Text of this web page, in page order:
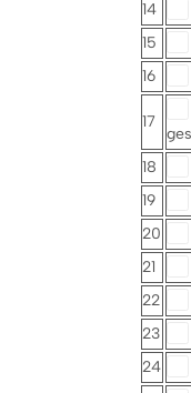
14
15
16
17
18
19
20
21
22
23
24